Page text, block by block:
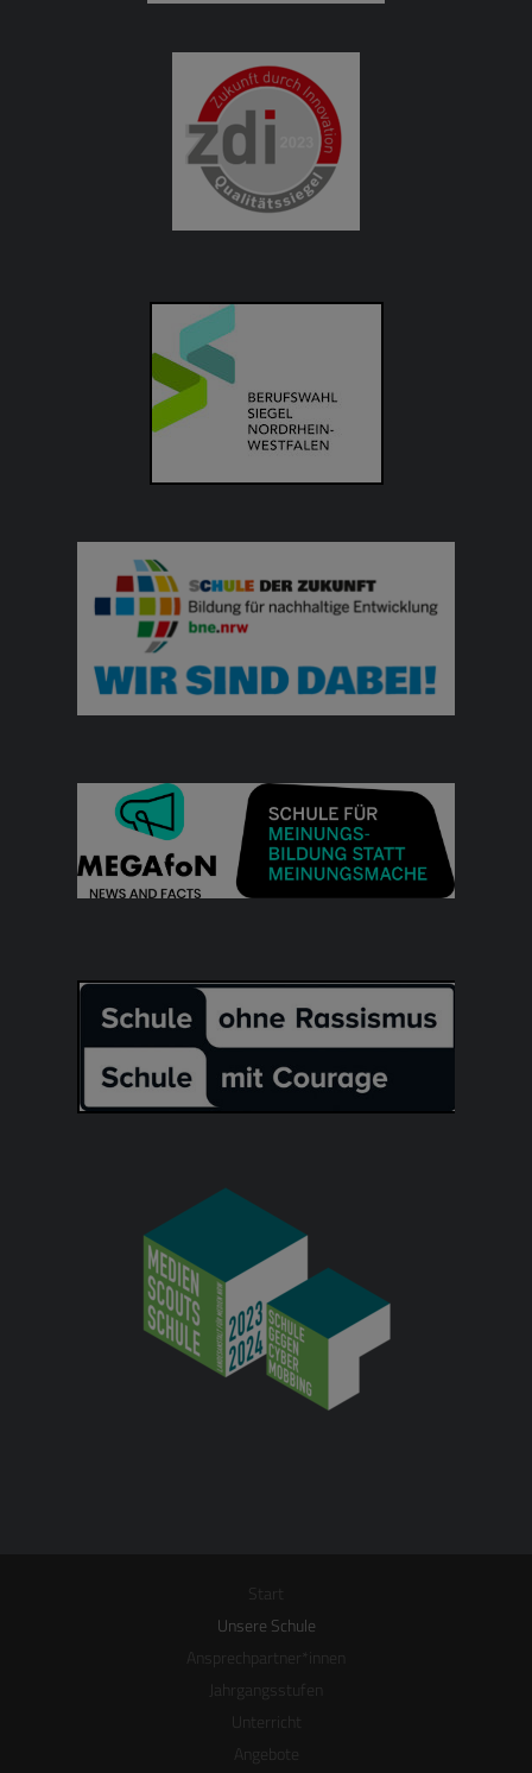
Start
Unsere Schule
Ansprechpartner*innen
Jahrgangsstufen
Unterricht
Angebote